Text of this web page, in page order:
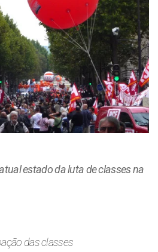
estado da luta de classes na
das classes